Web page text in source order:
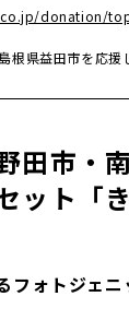
donation/
根県益田市を応援
田市・
ット「
フォトジェ